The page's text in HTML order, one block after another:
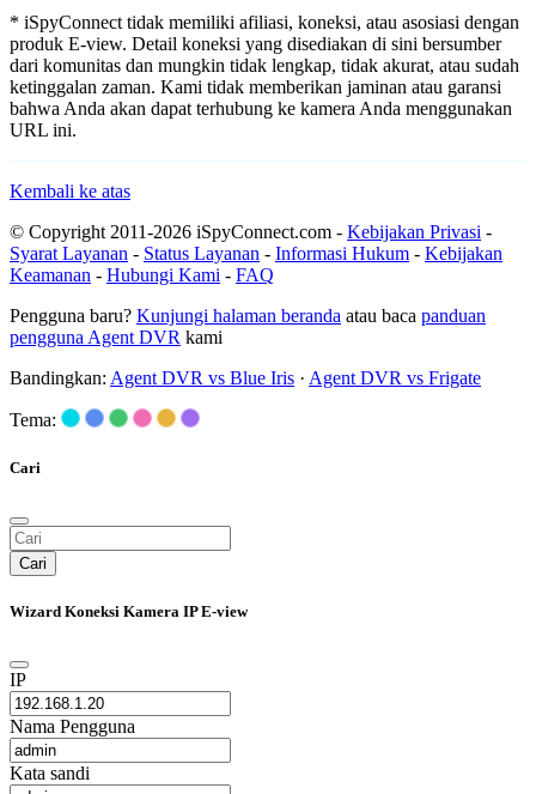
* iSpyConnect tidak memiliki afiliasi, koneksi, atau asosiasi dengan
produk E-view. Detail koneksi yang disediakan di sini bersumber
dari komunitas dan mungkin tidak lengkap, tidak akurat, atau sudah
ketinggalan zaman. Kami tidak memberikan jaminan atau garansi
bahwa Anda akan dapat terhubung ke kamera Anda menggunakan
URL ini.
Kembali ke atas
© Copyright 2011-2026 iSpyConnect.com - Kebijakan Privasi -
Syarat Layanan - Status Layanan - Informasi Hukum - Kebijakan
Keamanan - Hubungi Kami - FAQ
Pengguna baru? Kunjungi halaman beranda atau baca panduan
pengguna Agent DVR kami
Bandingkan: Agent DVR vs Blue Iris · Agent DVR vs Frigate
Tema:
Cari
Cari
Wizard Koneksi Kamera IP E-view
IP
Nama Pengguna
Kata sandi